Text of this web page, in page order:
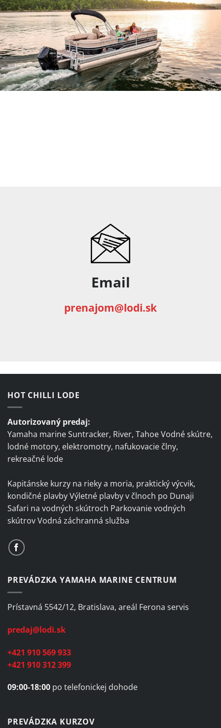
Email
prenajom@lodi.sk
HOT CHILLI LODE
Autorizovaný predaj:
Yamaha marine Suntracker, River, Tahoe Vodné skútre,
lodné motory, elektromotry, nafukovacie člny,
rekreačné lode
Kapitánske kurzy na rieky a moria, praktický výcvik,
kondičné plavby Výletné plavby v člnoch po Dunaji
Safari na vodných skútroch Parkovanie vodných
skútrov Vodná záchranná služba
PREVÁDZKA YAMAHA MARINE CENTRUM
Prístavná 5542/12, Bratislava, areál Ferona servis
predaj@lodi.sk
+421 910 569 933
+421 910 312 399
09:00-18:00 po telefonickej dohode
PREVÁDZKA KURZOV